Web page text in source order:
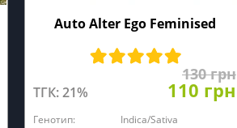
Auto Alter Ego Feminised
ТГК: 21%
130 грн
110 грн
Генотип:
Indica/Sativa